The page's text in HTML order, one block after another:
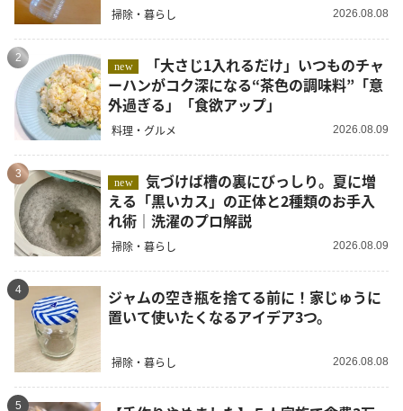
掃除・暮らし 2026.08.08
2
new
ーハンがコク深になる“茶色の調味料”「意
外過ぎる」「食欲アップ」
料理・グルメ 2026.08.09
3
new
気づけば槽の裏にびっしり。夏に増
える「黒いカス」の正体と2種類のお手入
れ術｜洗濯のプロ解説
掃除・暮らし 2026.08.09
4
ジャムの空き瓶を捨てる前に！家じゅうに
置いて使いたくなるアイデア3つ。
掃除・暮らし 2026.08.08
5